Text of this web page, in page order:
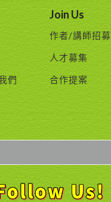
們
Join Us
作者/講師招募
人才募集
合作提案